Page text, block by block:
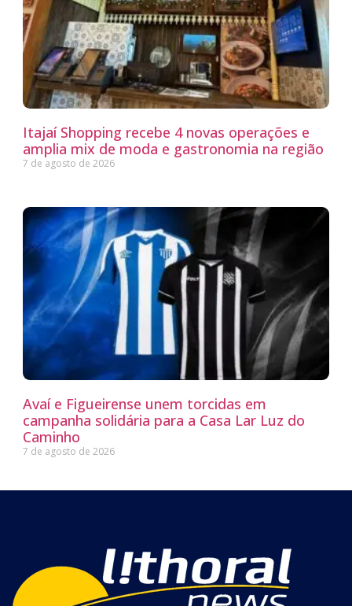
Itajaí Shopping recebe 4 novas operações e
amplia mix de moda e gastronomia na região
7 de agosto de 2026
Avaí e Figueirense unem torcidas em
campanha solidária para a Casa Lar Luz do
Caminho
7 de agosto de 2026